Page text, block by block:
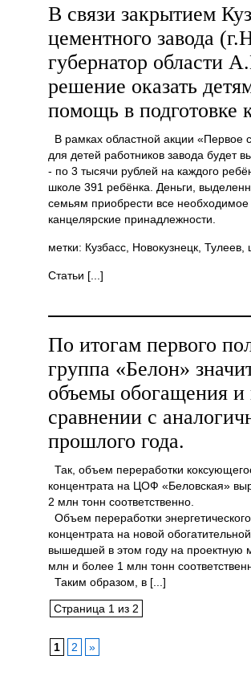
В связи закрытием
цементного завода
губернатор области
решение оказать
помощь в подготовке
В рамках областной акции «Первое
для детей работников завода будет
- по 3 тысячи рублей на каждого
школе 391 ребёнка. Деньги,
семьям приобрести все
канцелярские принадлежности.
метки: Кузбасс, Новокузнецк, Тулеев,
Статьи [...]
По итогам первого
группа «Белон»
объемы обогащения и
сравнении с
прошлого года.
Так, объем переработки
концентрата на ЦОФ «Беловская»
2 млн тонн соответственно.
Объем переработки
концентрата на новой
вышедшей в этом году на проектную
млн и более 1 млн тонн
Таким образом, в [...]
Страница 1 из 2
1 2 »